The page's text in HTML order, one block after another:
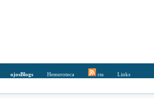
ojosBlogs Hemeroteca rss Links